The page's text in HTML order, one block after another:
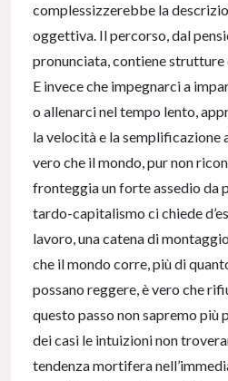
complessizzerebbe la
oggettiva. Il percorso, dal
pronunciata, contiene
E invece che impegnarci a
o allenarci nel tempo lento,
la velocità e la semplificazione
vero che il mondo, pur non
fronteggia un forte assedio da
tardo-capitalismo ci chiede
lavoro, una catena di
che il mondo corre, più di
possano reggere, è vero che
questo passo non sapremo più
dei casi le intuizioni non
tendenza mortifera